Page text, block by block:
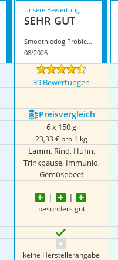
Unsere Bewertung
SEHR GUT
Smoothiedog Probierset
08/2026
39 Bewertungen
Preis­vergleich
6 x 150 g
23,33 € pro 1 kg
Lamm, Rind, Huhn,
Trinkpause, Immunio,
Gemüsebeet
besonders gut
keine Herstellerangabe